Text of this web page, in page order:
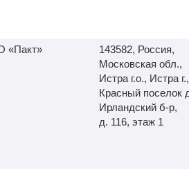
«Пакт»
143582, Россия,
Московская обл.,
Истра г.о., Истра г.,
Красный поселок
Ирландский б-р,
д. 116, этаж 1